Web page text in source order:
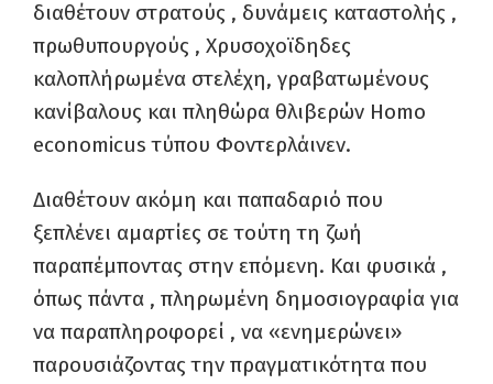
διαθέτουν στρατούς , δυνάμεις καταστολής ,
πρωθυπουργούς , Χρυσοχοϊδηδες
καλοπλήρωμένα στελέχη, γραβατωμένους
κανίβαλους και πληθώρα θλιβερών Homo
economicusτύπου Φοντερλάινεν.
Διαθέτουν ακόμη και παπαδαριό που
ξεπλένει αμαρτίες σε τούτη τη ζωή
παραπέμποντας στην επόμενη. Και φυσικά ,
όπως πάντα , πληρωμένη δημοσιογραφία για
να παραπληροφορεί , να «ενημερώνει»
παρουσιάζοντας την πραγματικότητα που